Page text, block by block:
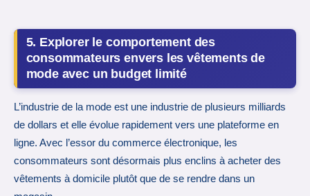
5. Explorer le comportement des
consommateurs envers les vêtements de
mode avec un budget limité
L’industrie de la mode est une industrie de plusieurs milliards
de dollars et elle évolue rapidement vers une plateforme en
ligne. Avec l’essor du commerce électronique, les
consommateurs sont désormais plus enclins à acheter des
vêtements à domicile plutôt que de se rendre dans un